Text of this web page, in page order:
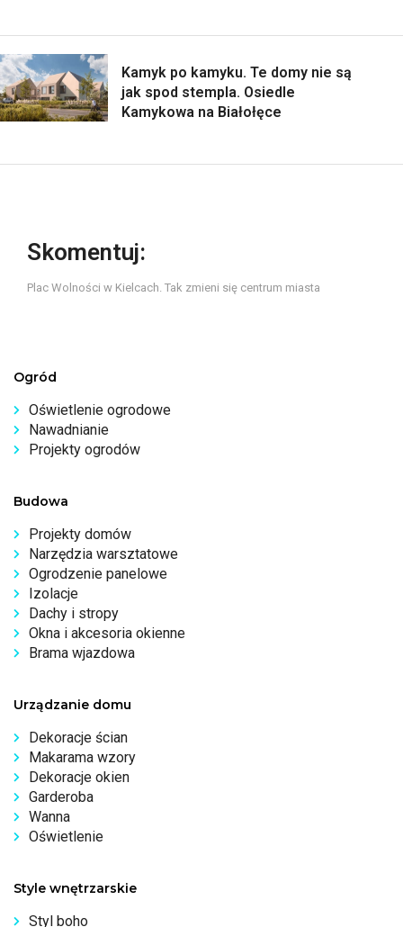
Kamyk po kamyku. Te domy nie są
jak spod stempla. Osiedle
Kamykowa na Białołęce
Skomentuj:
Plac Wolności w Kielcach. Tak zmieni się centrum miasta
Ogród
Oświetlenie ogrodowe
Nawadnianie
Projekty ogrodów
Budowa
Projekty domów
Narzędzia warsztatowe
Ogrodzenie panelowe
Izolacje
Dachy i stropy
Okna i akcesoria okienne
Brama wjazdowa
Urządzanie domu
Dekoracje ścian
Makarama wzory
Dekoracje okien
Garderoba
Wanna
Oświetlenie
Style wnętrzarskie
Styl boho